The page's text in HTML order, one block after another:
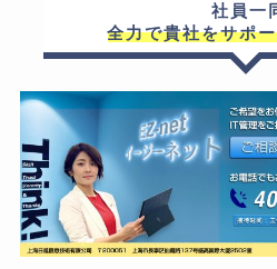
社員一
全力で貴社をサポ